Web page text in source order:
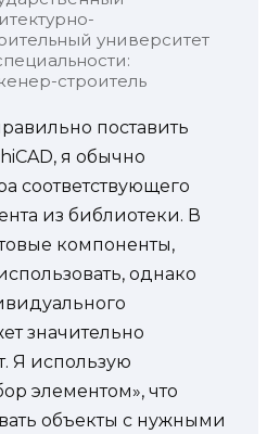
университет
строитель
поставить
я обычно
соответствующего
из библиотеки. В
компоненты,
однако
значительно
Я использую
элементом», что
объекты с нужными